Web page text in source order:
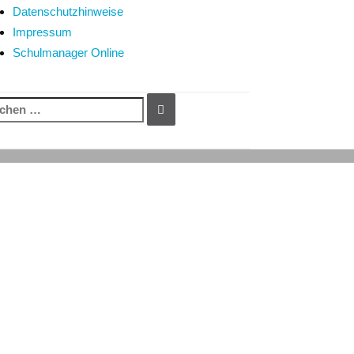
Datenschutzhinweise
Impressum
Schulmanager Online
SUCHEN